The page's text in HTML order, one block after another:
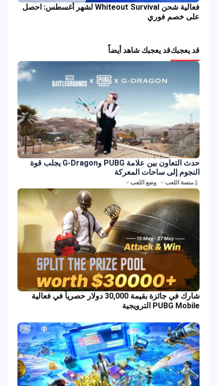
فعالية شحن Whiteout Survival لشهر أغسطس: احصل
على خصم فوري
قد يعجبكقد يعجبك شاهد أيضاً
حدث التعاون بين علامة PUBG وG-Dragon يجلب قوة
النجوم إلى ساحات المعركة
منصة اللعب وضع اللعب
شارك في جائزة بقيمة 30,000 دولار حصرياً في فعالية
PUBG Mobile الترويجية